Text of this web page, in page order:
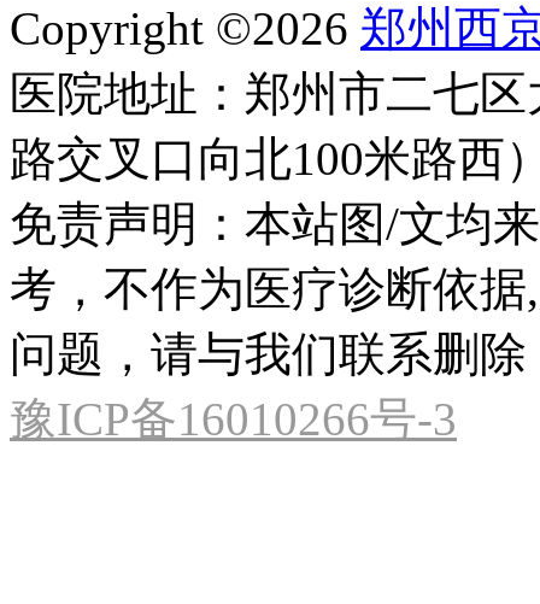
Copyright ©2026 郑州西
医院地址：郑州市二七
路交叉口向北100米路西
免责声明：本站图/文均
考，不作为医疗诊断依
问题，请与我们联系删除
豫ICP备16010266号-3